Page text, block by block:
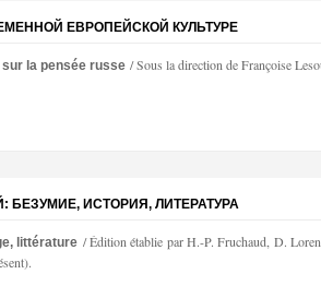
ЕВРОПЕЙСКОЙ КУЛЬТУРЕ
la pensée russe / Sous la direction de Françoise
БЕЗУМИЕ, ИСТОРИЯ, ЛИТЕРАТУРА
littérature / Édition établie par H.-P. Fruchaud, D.